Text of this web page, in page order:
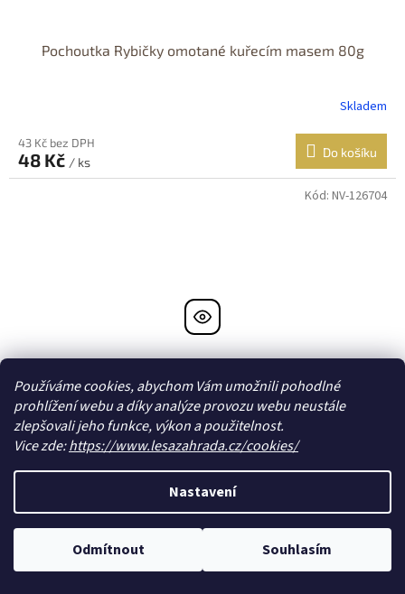
Používáme cookies, abychom Vám umožnili pohodlné
prohlížení webu a díky analýze provozu webu neustále
zlepšovali jeho funkce, výkon a použitelnost.
Vice zde:https://www.lesazahrada.cz/cookies/
Nastavení
Odmítnout Souhlasím
Pochoutka Rybičky omotané kuřecím masem 80g
Skladem
43 Kč bez DPH
48 Kč / ks
Do košíku
Pochoutka Sandwich kostky kuře s treskou mini
43 Kč bez DPH
Kód: NV-126704